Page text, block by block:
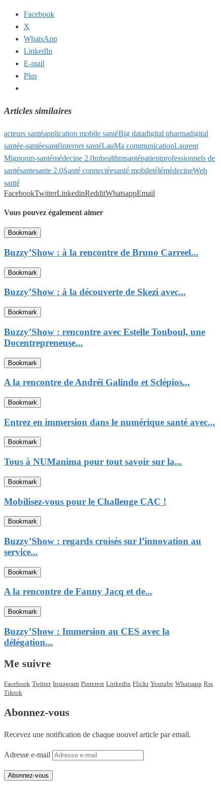
Facebook
X
WhatsApp
LinkedIn
E-mail
Plus
Articles similaires
acteurs santéapplication mobile santéBig datadigital pharmadigital
santée-santéesantéinternet santéLauMa communicationLaurent
Mignonm-santémédecine 2.0mhealthmsantépatientprofessionnels de
santésantesante 2.0Santé connectéesanté mobiletélémédecineWeb
santé
FacebookTwitterLinkedinRedditWhatsappEmail
Vous pouvez également aimer
Bookmark
Buzzy’Show : à la rencontre de Bruno Carreel...
Bookmark
Buzzy’Show : à la découverte de Skezi avec...
Bookmark
Buzzy’Show : rencontre avec Estelle Touboul, une
Docentrepreneuse...
Bookmark
A la rencontre de Andréï Galindo et Sclépios...
Bookmark
Entrez en immersion dans le numérique santé avec...
Bookmark
Tous à NUManima pour tout savoir sur la...
Bookmark
Mobilisez-vous pour le Challenge CAC !
Bookmark
Buzzy’Show : regards croisés sur l’innovation au
service...
Bookmark
A la rencontre de Fanny Jacq et de...
Bookmark
Buzzy’Show : Immersion au CES avec la
délégation...
Me suivre
Facebook Twitter Instagram Pinterest Linkedin Flickr Youtube Whatsapp Rss
Tiktok
Abonnez-vous
Recevez une notification de chaque nouvel article par email.
Adresse e-mail
Abonnez-vous